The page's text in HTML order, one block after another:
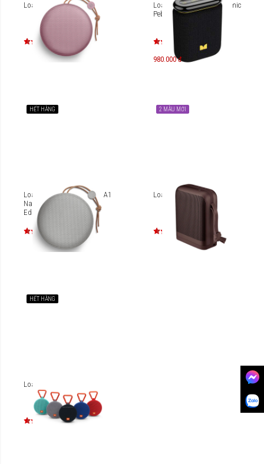
Loa B&O Beoplay A1
Loa di động Monster Atomic
Pebble
980.000 đ
HẾT HÀNG
Loa di động B&O Beoplay A1
Natural Brushed Limited
Edition
2 MÀU MỚI
Loa B&O Beoplay P6
HẾT HÀNG
Loa JBL Clip 2